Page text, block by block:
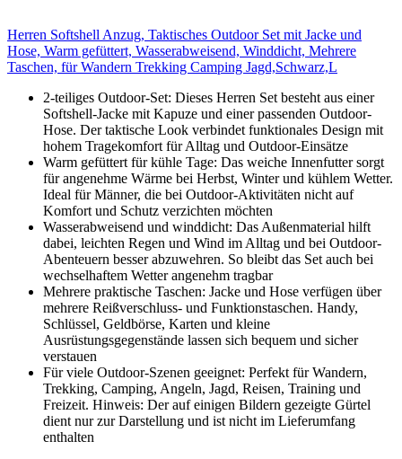
Herren Softshell Anzug, Taktisches Outdoor Set mit Jacke und
Hose, Warm gefüttert, Wasserabweisend, Winddicht, Mehrere
Taschen, für Wandern Trekking Camping Jagd,Schwarz,L
2-teiliges Outdoor-Set: Dieses Herren Set besteht aus einer
Softshell-Jacke mit Kapuze und einer passenden Outdoor-
Hose. Der taktische Look verbindet funktionales Design mit
hohem Tragekomfort für Alltag und Outdoor-Einsätze
Warm gefüttert für kühle Tage: Das weiche Innenfutter sorgt
für angenehme Wärme bei Herbst, Winter und kühlem Wetter.
Ideal für Männer, die bei Outdoor-Aktivitäten nicht auf
Komfort und Schutz verzichten möchten
Wasserabweisend und winddicht: Das Außenmaterial hilft
dabei, leichten Regen und Wind im Alltag und bei Outdoor-
Abenteuern besser abzuwehren. So bleibt das Set auch bei
wechselhaftem Wetter angenehm tragbar
Mehrere praktische Taschen: Jacke und Hose verfügen über
mehrere Reißverschluss- und Funktionstaschen. Handy,
Schlüssel, Geldbörse, Karten und kleine
Ausrüstungsgegenstände lassen sich bequem und sicher
verstauen
Für viele Outdoor-Szenen geeignet: Perfekt für Wandern,
Trekking, Camping, Angeln, Jagd, Reisen, Training und
Freizeit. Hinweis: Der auf einigen Bildern gezeigte Gürtel
dient nur zur Darstellung und ist nicht im Lieferumfang
enthalten